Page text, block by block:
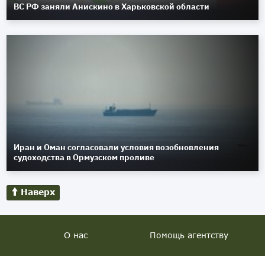
ВС РФ заняли Анискино в Харьковской области
Иран и Оман согласовали условия возобновления
судоходства в Ормузском проливе
Наверх
О нас Помощь агентству